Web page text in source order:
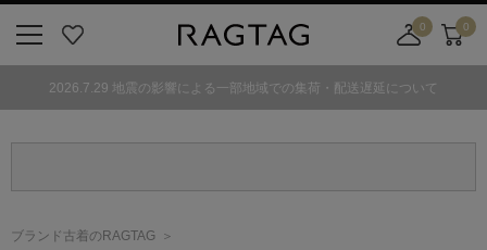
気
0
舗
カ
0
2026.7.29 地震の影響による一部地域での集荷・配送遅延について
ブランド古着のRAGTAG